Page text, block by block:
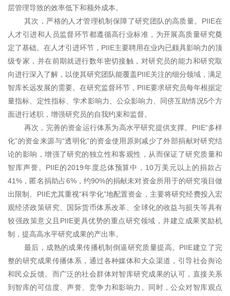
层管理导致的效率低下和额外成本。
其次，严格的人才管理机制保障了研究团队的高质量。PIIE在
人才引进和人员监督环节都遵循高行业标准，为开展高质量研究奠
定了基础。在人才引进环节，PIIE主要聘用在业内已颇具影响力的顶
级专家，并在前期就进行数年密切接触，对研究员的能力和研究取
向进行深入了解，以使其研究团队能覆盖PIIE关注的细分领域，满足
智库长远发展的需要。在研究监督环节，PIIE要求研究员每年根据定
量指标、定性指标、学术影响力、公众影响力、同侪互助情况5个方
面进行述职，增强研究员的自我约束和监督。
再次，完善的资金运行体系为高水平研究提供支撑。PIIE“多样
化”的资金来源与“透明化”的资金使用原则减少了外部捐献对研究结
论的影响，增强了研究的独立性和客观性，从而保证了研究质量和
智库声誉。PIIE的2019年度总体预算中，10万美元以上的捐款占
41%，匿名捐助占6%，约90%的捐献未对资金所用于的研究项目做
出限制。PIIE尤其重视“科学化”地配置资金，主要将研究经费投入宏
观经济政策研究、国际货币体系改革、全球化的收益与损失等具有
较强政策意义且PIIE更具优势的重点研究领域，并建立成果奖励机
制，提高高水平研究成果的产出率。
最后，成熟的成果传播机制倒逼研究质量提高。PIIE建立了完
整的研究成果传播体系，通过各种媒体和大众渠道，引导社会舆论
和民众反馈。而广泛的社会群体对智库研究成果的认可，直接关系
到智库的可信度、声誉、竞争力和影响力。同时，公众对智库观点